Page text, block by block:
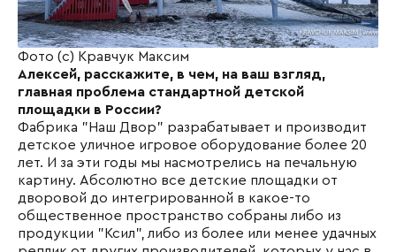
Фото (с) Кравчук Максим
Алексей, расскажите, в чем, на ваш взгляд,
главная проблема стандартной детской
площадки в России?
Фабрика "Наш Двор" разрабатывает и производит
детское уличное игровое оборудование более 20
лет. И за эти годы мы насмотрелись на печальную
картину. Абсолютно все детские площадки от
дворовой до интегрированной в какое-то
общественное пространство собраны либо из
продукции "Ксил", либо из более или менее удачных